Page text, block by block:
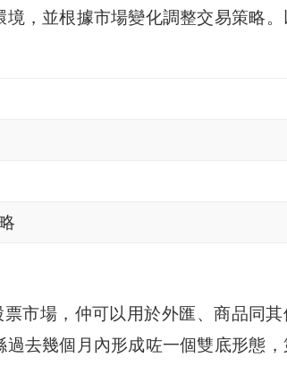
，並根據市場變化調整交易策略。
市場，仲可以用於外匯、商品同其
去幾個月內形成咗一個雙底形態，